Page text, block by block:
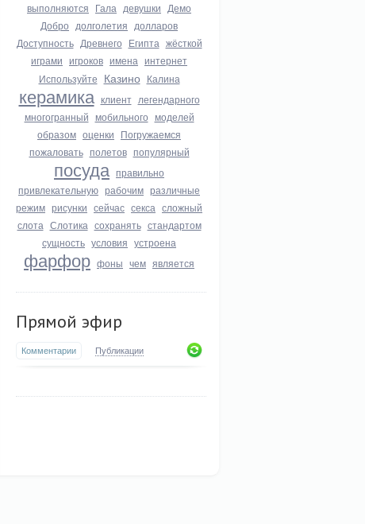
выполняются Гала девушки Демо
Добро долголетия долларов
Доступность Древнего Египта жёсткой
играми игроков имена интернет
Используйте Казино Калина
керамика клиент легендарного
многогранный мобильного моделей
образом оценки Погружаемся
пожаловать полетов популярный
посуда правильно
привлекательную рабочим различные
режим рисунки сейчас секса сложный
слота Слотика сохранять стандартом
сущность условия устроена
фарфор фоны чем является
Прямой эфир
Комментарии Публикации